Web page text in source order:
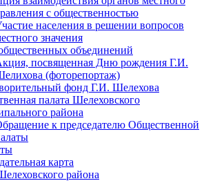
с общественностью
населения в решении вопросов
значения
объединений
посвященная Дню рождения Г.И.
(фоторепортаж)
фонд Г.И. Шелехова
палата Шелеховского
района
к председателю Общественной
карта
района